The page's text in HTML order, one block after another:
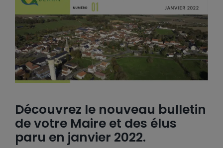
Découvrez le nouveau bulletin
de votre Maire et des élus
paru en janvier 2022.